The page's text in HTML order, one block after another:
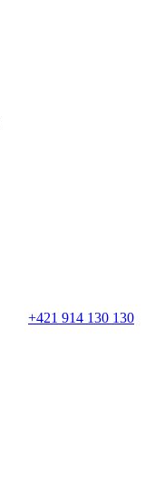
+421 914 130 130